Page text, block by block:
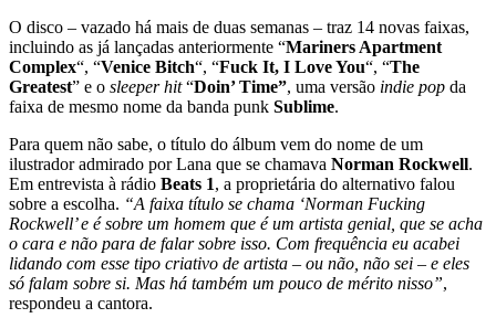
O disco – vazado há mais de duas semanas – traz 14 novas faixas,
incluindo as já lançadas anteriormente “Mariners Apartment
Complex“, “Venice Bitch“, “Fuck It, I Love You“, “The
Greatest” e o sleeper hit“Doin’ Time”, uma versão indie pop da
faixa de mesmo nome da banda punk Sublime.
Para quem não sabe, o título do álbum vem do nome de um
ilustrador admirado por Lana que se chamava Norman Rockwell.
Em entrevista à rádio Beats 1, a proprietária do alternativo falou
sobre a escolha. “A faixa título se chama ‘Norman Fucking
Rockwell’ e é sobre um homem que é um artista genial, que se acha
o cara e não para de falar sobre isso. Com frequência eu acabei
lidando com esse tipo criativo de artista – ou não, não sei – e eles
só falam sobre si. Mas há também um pouco de mérito nisso”,
respondeu a cantora.